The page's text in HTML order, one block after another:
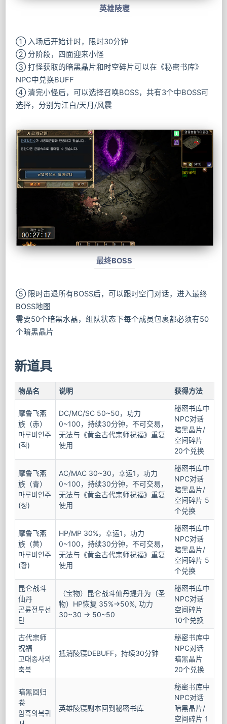
英雄陵寝
① 入场后开始计时，限时30分钟
② 分阶段，四面迎来小怪
③ 打怪获取的暗黑晶片和时空碎片可以在《秘密书库》
NPC中兑换BUFF
④ 清完小怪后，可以选择召唤BOSS，共有3个中BOSS可
选择，分别为江白/天月/风震
最终BOSS
⑤ 限时击退所有BOSS后，可以跟时空门对话，进入最终
BOSS地图
需要50个暗黑水晶，组队状态下每个成员包裹都必须有50
个暗黑晶片
新道具
物品名 说明 获得方法
摩鲁飞燕
族（赤）
마루비연주
(적)
DC/MC/SC 50~50，功力
0~100，持续30分钟，不可交易，
无法与《黄金古代宗师祝福》重复
使用
秘密书库中
NPC对话
暗黑晶片/
空间碎片
20个兑换
摩鲁飞燕
族（青）
마루비연주
(청)
AC/MAC 30~30，幸运1，功力
0~100，持续30分钟，不可交易，
无法与《黄金古代宗师祝福》重复
使用
秘密书库中
NPC对话
暗黑晶片/
空间碎片 5
个兑换
摩鲁飞燕
族（黄）
마루비연주
(황)
HP/MP 30%，幸运1，功力
0~100，持续30分钟，不可交易，
无法与《黄金古代宗师祝福》重复
使用
秘密书库中
NPC对话
暗黑晶片/
空间碎片 5
个兑换
昆仑战斗
仙丹
곤륜전투선
단
（宝物）昆仑战斗仙丹提升为（圣
物）HP恢复 35%->50%, 功力
30~30 -> 50~50
秘密书库中
NPC对话
空间碎片
10个兑换
古代宗师
祝福
고대종사의
축복
抵消陵寝DEBUFF，持续30分钟
秘密书库中
NPC对话
暗黑晶片
20个兑换
暗黑回归
卷
암흑의복귀
英雄陵寝副本回到秘密书库
秘密书库中
NPC对话
暗黑晶片/
空间碎片 1